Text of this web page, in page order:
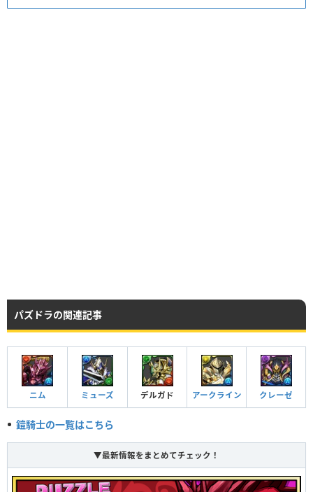
Lv99
攻撃力 回復力
Lv99 3845 1913 522
つけられる潜在キラー
パズドラの関連記事
ニム ミューズ デルガド アークライン クレーゼ
鎧騎士の一覧はこちら
▼最新情報をまとめてチェック！